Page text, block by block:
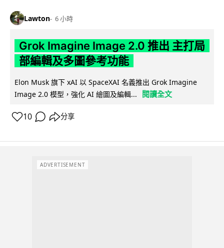
Lawton 6 小時
Grok Imagine Image 2.0 推出 主打局
部編輯及多圖參考功能
Elon Musk 旗下 xAI 以 SpaceXAI 名義推出 Grok Imagine
Image 2.0 模型，強化 AI 繪圖及編輯...
閱讀全文
10 分享
ADVERTISEMENT